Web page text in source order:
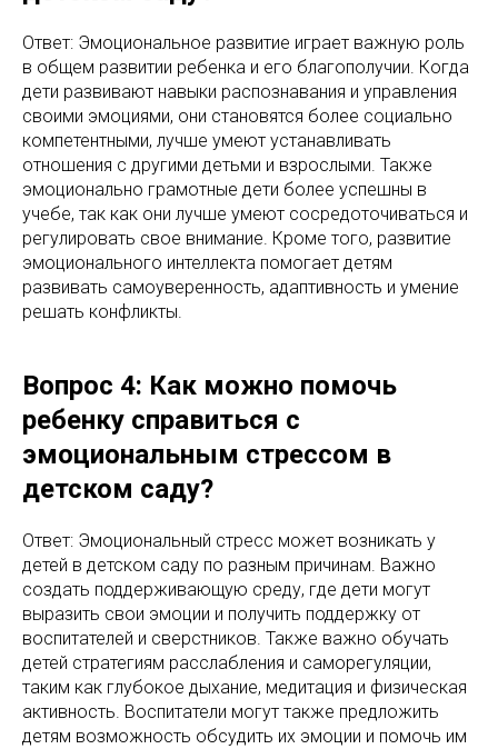
Ответ: Эмоциональное развитие играет важную роль
в общем развитии ребенка и его благополучии. Когда
дети развивают навыки распознавания и управления
своими эмоциями, они становятся более социально
компетентными, лучше умеют устанавливать
отношения с другими детьми и взрослыми. Также
эмоционально грамотные дети более успешны в
учебе, так как они лучше умеют сосредоточиваться и
регулировать свое внимание. Кроме того, развитие
эмоционального интеллекта помогает детям
развивать самоуверенность, адаптивность и умение
решать конфликты.
Вопрос 4: Как можно помочь
ребенку справиться с
эмоциональным стрессом в
детском саду?
Ответ: Эмоциональный стресс может возникать у
детей в детском саду по разным причинам. Важно
создать поддерживающую среду, где дети могут
выразить свои эмоции и получить поддержку от
воспитателей и сверстников. Также важно обучать
детей стратегиям расслабления и саморегуляции,
таким как глубокое дыхание, медитация и физическая
активность. Воспитатели могут также предложить
детям возможность обсудить их эмоции и помочь им